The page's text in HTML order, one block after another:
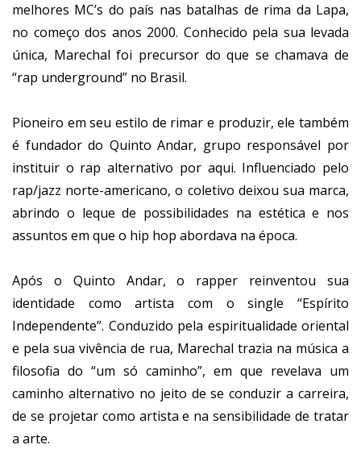
melhores MC’s do país nas batalhas de rima da Lapa,
no começo dos anos 2000. Conhecido pela sua levada
única, Marechal foi precursor do que se chamava de
“rap underground” no Brasil.
Pioneiro em seu estilo de rimar e produzir, ele também
é fundador do Quinto Andar, grupo responsável por
instituir o rap alternativo por aqui. Influenciado pelo
rap/jazz norte-americano, o coletivo deixou sua marca,
abrindo o leque de possibilidades na estética e nos
assuntos em que o hip hop abordava na época.
Após o Quinto Andar, o rapper reinventou sua
identidade como artista com o single “Espírito
Independente”. Conduzido pela espiritualidade oriental
e pela sua vivência de rua, Marechal trazia na música a
filosofia do “um só caminho”, em que revelava um
caminho alternativo no jeito de se conduzir a carreira,
de se projetar como artista e na sensibilidade de tratar
a arte.